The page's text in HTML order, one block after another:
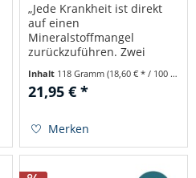
„Jede Krankheit ist direkt
auf einen
Mineralstoffmangel
zurückzuführen. Zwei
Nahrungsaufnahme sollten
Mineralstoffe sein.“ – Zitat
(zweifacher
Sango Meeres Korallen
Inhalt 118 Gramm(18,60 € * / 100 Gramm)
21,95 € *
Merken